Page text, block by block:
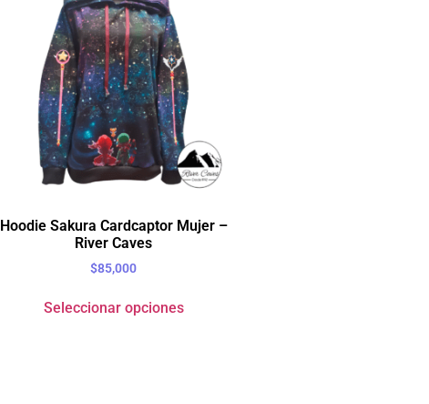
Hoodie Sakura Cardcaptor Mujer –
River Caves
$85,000
Seleccionar opciones